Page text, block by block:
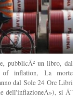
pubblicÃ² un libro, dal
of inflation, La morte
dal Sole 24 Ore Libri
dell'inflazioneÂ»), si Ã¨